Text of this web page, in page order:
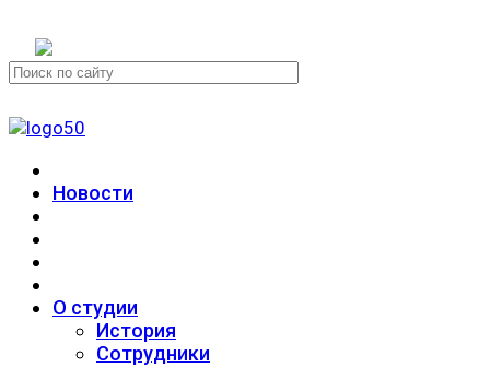
Новости
О студии
История
Сотрудники